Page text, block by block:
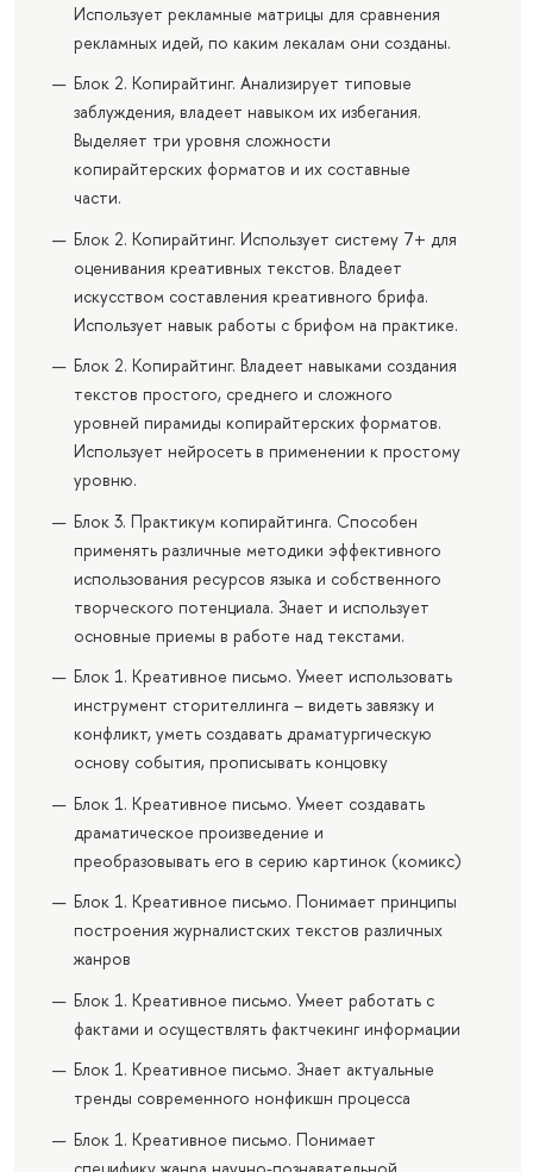
Использует рекламные матрицы для сравнения
рекламных идей, по каким лекалам они созданы.
Блок 2. Копирайтинг. Анализирует типовые
заблуждения, владеет навыком их избегания.
Выделяет три уровня сложности
копирайтерских форматов и их составные
части.
Блок 2. Копирайтинг. Использует систему 7+ для
оценивания креативных текстов. Владеет
искусством составления креативного брифа.
Использует навык работы с брифом на практике.
Блок 2. Копирайтинг. Владеет навыками создания
текстов простого, среднего и сложного
уровней пирамиды копирайтерских форматов.
Использует нейросеть в применении к простому
уровню.
Блок 3. Практикум копирайтинга. Способен
применять различные методики эффективного
использования ресурсов языка и собственного
творческого потенциала. Знает и использует
основные приемы в работе над текстами.
Блок 1. Креативное письмо. Умеет использовать
инструмент сторителлинга – видеть завязку и
конфликт, уметь создавать драматургическую
основу события, прописывать концовку
Блок 1. Креативное письмо. Умеет создавать
драматическое произведение и
преобразовывать его в серию картинок (комикс)
Блок 1. Креативное письмо. Понимает принципы
построения журналистских текстов различных
жанров
Блок 1. Креативное письмо. Умеет работать с
фактами и осуществлять фактчекинг информации
Блок 1. Креативное письмо. Знает актуальные
тренды современного нонфикшн процесса
Блок 1. Креативное письмо. Понимает